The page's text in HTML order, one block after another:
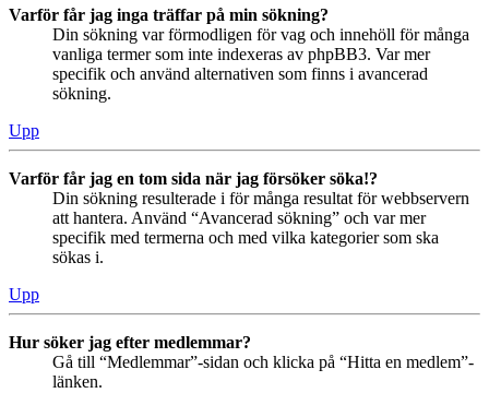
Varför får jag inga träffar på min sökning?
Din sökning var förmodligen för vag och innehöll för många
vanliga termer som inte indexeras av phpBB3. Var mer
specifik och använd alternativen som finns i avancerad
sökning.
Upp
Varför får jag en tom sida när jag försöker söka!?
Din sökning resulterade i för många resultat för webbservern
att hantera. Använd “Avancerad sökning” och var mer
specifik med termerna och med vilka kategorier som ska
sökas i.
Upp
Hur söker jag efter medlemmar?
Gå till “Medlemmar”-sidan och klicka på “Hitta en medlem”-
länken.